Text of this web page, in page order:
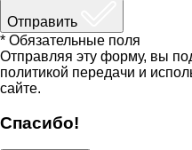
Отправить
* Обязательные поля
Отправляя эту форму, вы
политикой передачи и
сайте.
Спасибо!